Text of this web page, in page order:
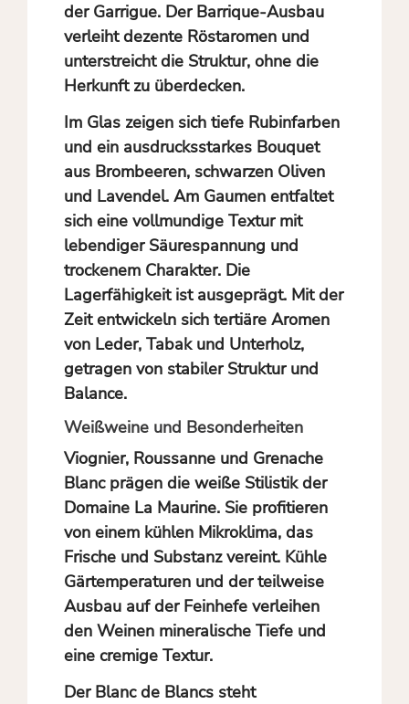
der Garrigue. Der Barrique-Ausbau
verleiht dezente Röstaromen und
unterstreicht die Struktur, ohne die
Herkunft zu überdecken.
Im Glas zeigen sich tiefe Rubinfarben
und ein ausdrucksstarkes Bouquet
aus Brombeeren, schwarzen Oliven
und Lavendel. Am Gaumen entfaltet
sich eine vollmundige Textur mit
lebendiger Säurespannung und
trockenem Charakter. Die
Lagerfähigkeit ist ausgeprägt. Mit der
Zeit entwickeln sich tertiäre Aromen
von Leder, Tabak und Unterholz,
getragen von stabiler Struktur und
Balance.
Weißweine und Besonderheiten
Viognier, Roussanne und Grenache
Blanc prägen die weiße Stilistik der
Domaine La Maurine. Sie profitieren
von einem kühlen Mikroklima, das
Frische und Substanz vereint. Kühle
Gärtemperaturen und der teilweise
Ausbau auf der Feinhefe verleihen
den Weinen mineralische Tiefe und
eine cremige Textur.
Der Blanc de Blancs steht